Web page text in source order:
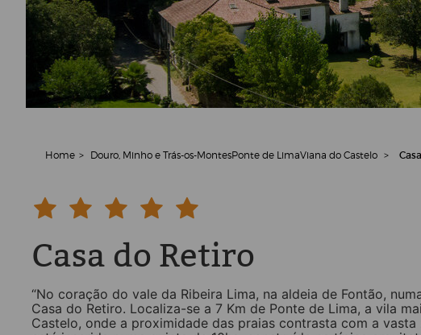
Home > Douro, Minho e Trás-os-MontesPonte de LimaViana do Castelo >
Casa do Retiro
“No coração do vale da Ribeira Lima, na aldeia de Fontão,
Casa do Retiro. Localiza-se a 7 Km de Ponte de Lima, a vila
Castelo, onde a proximidade das praias contrasta com a